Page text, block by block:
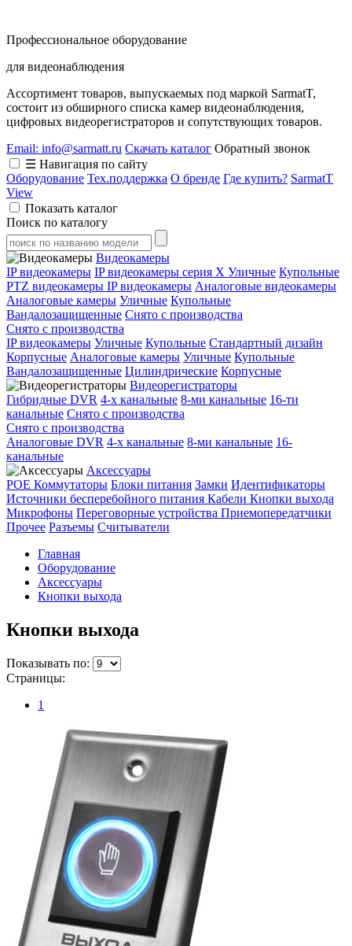
Профессиональное оборудование
для видеонаблюдения
Ассортимент товаров, выпускаемых под маркой SarmatT,
состоит из обширного списка камер видеонаблюдения,
цифровых видеорегистраторов и сопутствующих товаров.
Email: info@sarmatt.ru Скачать каталог Обратный звонок
☰ Навигация по сайту
Оборудование Тех.поддержка О бренде Где купить? SarmatT
View
Показать каталог
Поиск по каталогу
Видеокамеры
IP видеокамеры IP видеокамеры серия X Уличные Купольные
PTZ видеокамеры IP видеокамеры Аналоговые видеокамеры
Аналоговые камеры Уличные Купольные
Вандалозащищенные Снято с производства
Снято с производства
IP видеокамеры Уличные Купольные Стандартный дизайн
Корпусные Аналоговые камеры Уличные Купольные
Вандалозащищенные Цилиндрические Корпусные
Видеорегистраторы
Гибридные DVR 4-х канальные 8-ми канальные 16-ти
канальные Снято с производства
Снято с производства
Аналоговые DVR 4-х канальные 8-ми канальные 16-
канальные
Аксессуары
POE Коммутаторы Блоки питания Замки Идентификаторы
Источники бесперебойного питания Кабели Кнопки выхода
Микрофоны Переговорные устройства Приемопередатчики
Прочее Разъемы Считыватели
Главная
Оборудование
Аксессуары
Кнопки выхода
Кнопки выхода
Показывать по:
Страницы:
1